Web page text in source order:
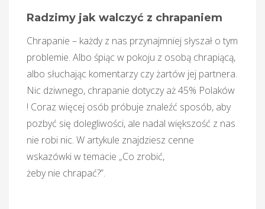
Radzimy jak walczyć z chrapaniem
Chrapanie – każdy z nas przynajmniej słyszał o tym
problemie. Albo śpiąc w pokoju z osobą chrapiącą,
albo słuchając komentarzy czy żartów jej partnera.
Nic dziwnego, chrapanie dotyczy aż 45% Polaków
! Coraz więcej osób próbuje znaleźć sposób, aby
pozbyć się dolegliwości, ale nadal większość z nas
nie robi nic. W artykule znajdziesz cenne
wskazówki w temacie „Co zrobić,
żeby nie chrapać?”.